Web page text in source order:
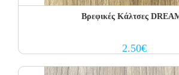
Βρεφικές Κάλτσες
2.50€